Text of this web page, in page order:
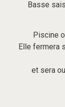
Basse
Piscine
Elle fermera
et sera